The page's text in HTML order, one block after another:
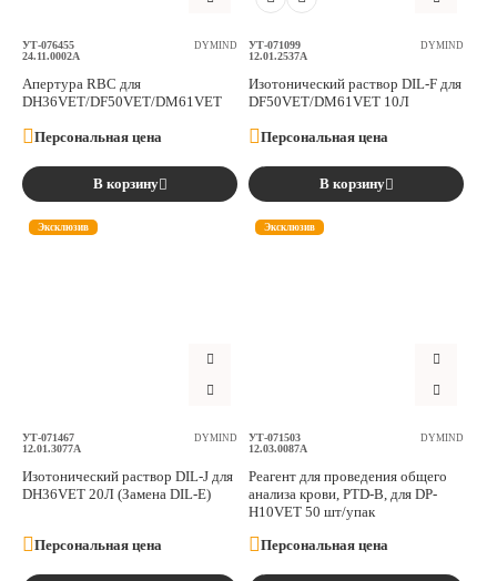
УТ-076455
24.11.0002A
DYMIND
Апертура RBC для
DH36VET/DF50VET/DM61VET
Персональная цена
В корзину
УТ-071099
12.01.2537A
DYMIND
Изотонический раствор DIL-F для
DF50VET/DM61VET 10Л
Персональная цена
В корзину
Эксклюзив
УТ-071467
12.01.3077A
DYMIND
Изотонический раствор DIL-J для
DH36VET 20Л (Замена DIL-E)
Персональная цена
Эксклюзив
УТ-071503
12.03.0087A
DYMIND
Реагент для проведения общего
анализа крови, PTD-B, для DP-
H10VET 50 шт/упак
Персональная цена